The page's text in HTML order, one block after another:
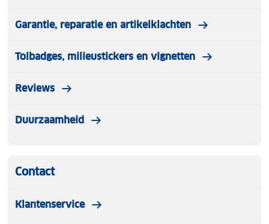
Garantie, reparatie en artikelklachten
Tolbadges, milieustickers en vignetten
Reviews
Duurzaamheid
Contact
Klantenservice